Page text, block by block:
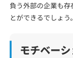
負う外部の企業も
とができるでしょう。
モチベー